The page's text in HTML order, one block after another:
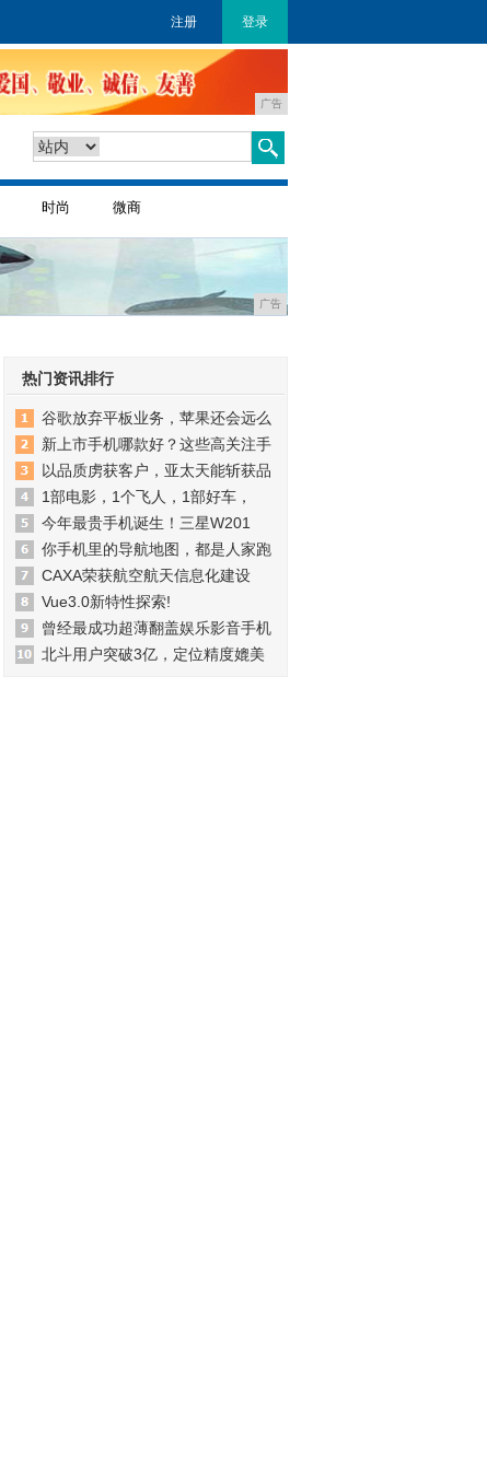
注册 登录
广告
时尚 微商
广告
热门资讯排行
谷歌放弃平板业务，苹果还会远么
新上市手机哪款好？这些高关注手
以品质虏获客户，亚太天能斩获品
1部电影，1个飞人，1部好车，
今年最贵手机诞生！三星W201
你手机里的导航地图，都是人家跑
CAXA荣获航空航天信息化建设
Vue3.0新特性探索!
曾经最成功超薄翻盖娱乐影音手机
北斗用户突破3亿，定位精度媲美